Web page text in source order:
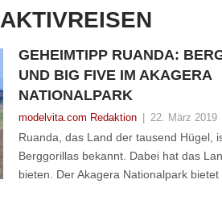
AKTIVREISEN
GEHEIMTIPP RUANDA:
UND BIG FIVE IM AKAGERA
NATIONALPARK
modelvita.com Redaktion 22. März 2019
Ruanda, das Land der tausend Hügel,
Berggorillas bekannt. Dabei hat das
bieten. Der Akagera Nationalpark